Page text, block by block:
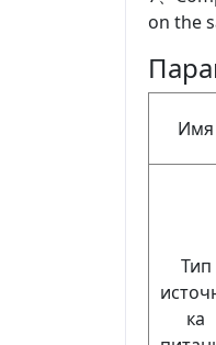
on the
Имя
Тип
ка